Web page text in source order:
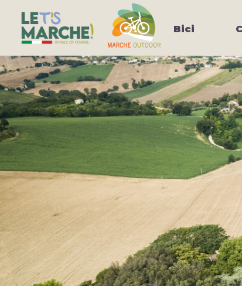
Bici